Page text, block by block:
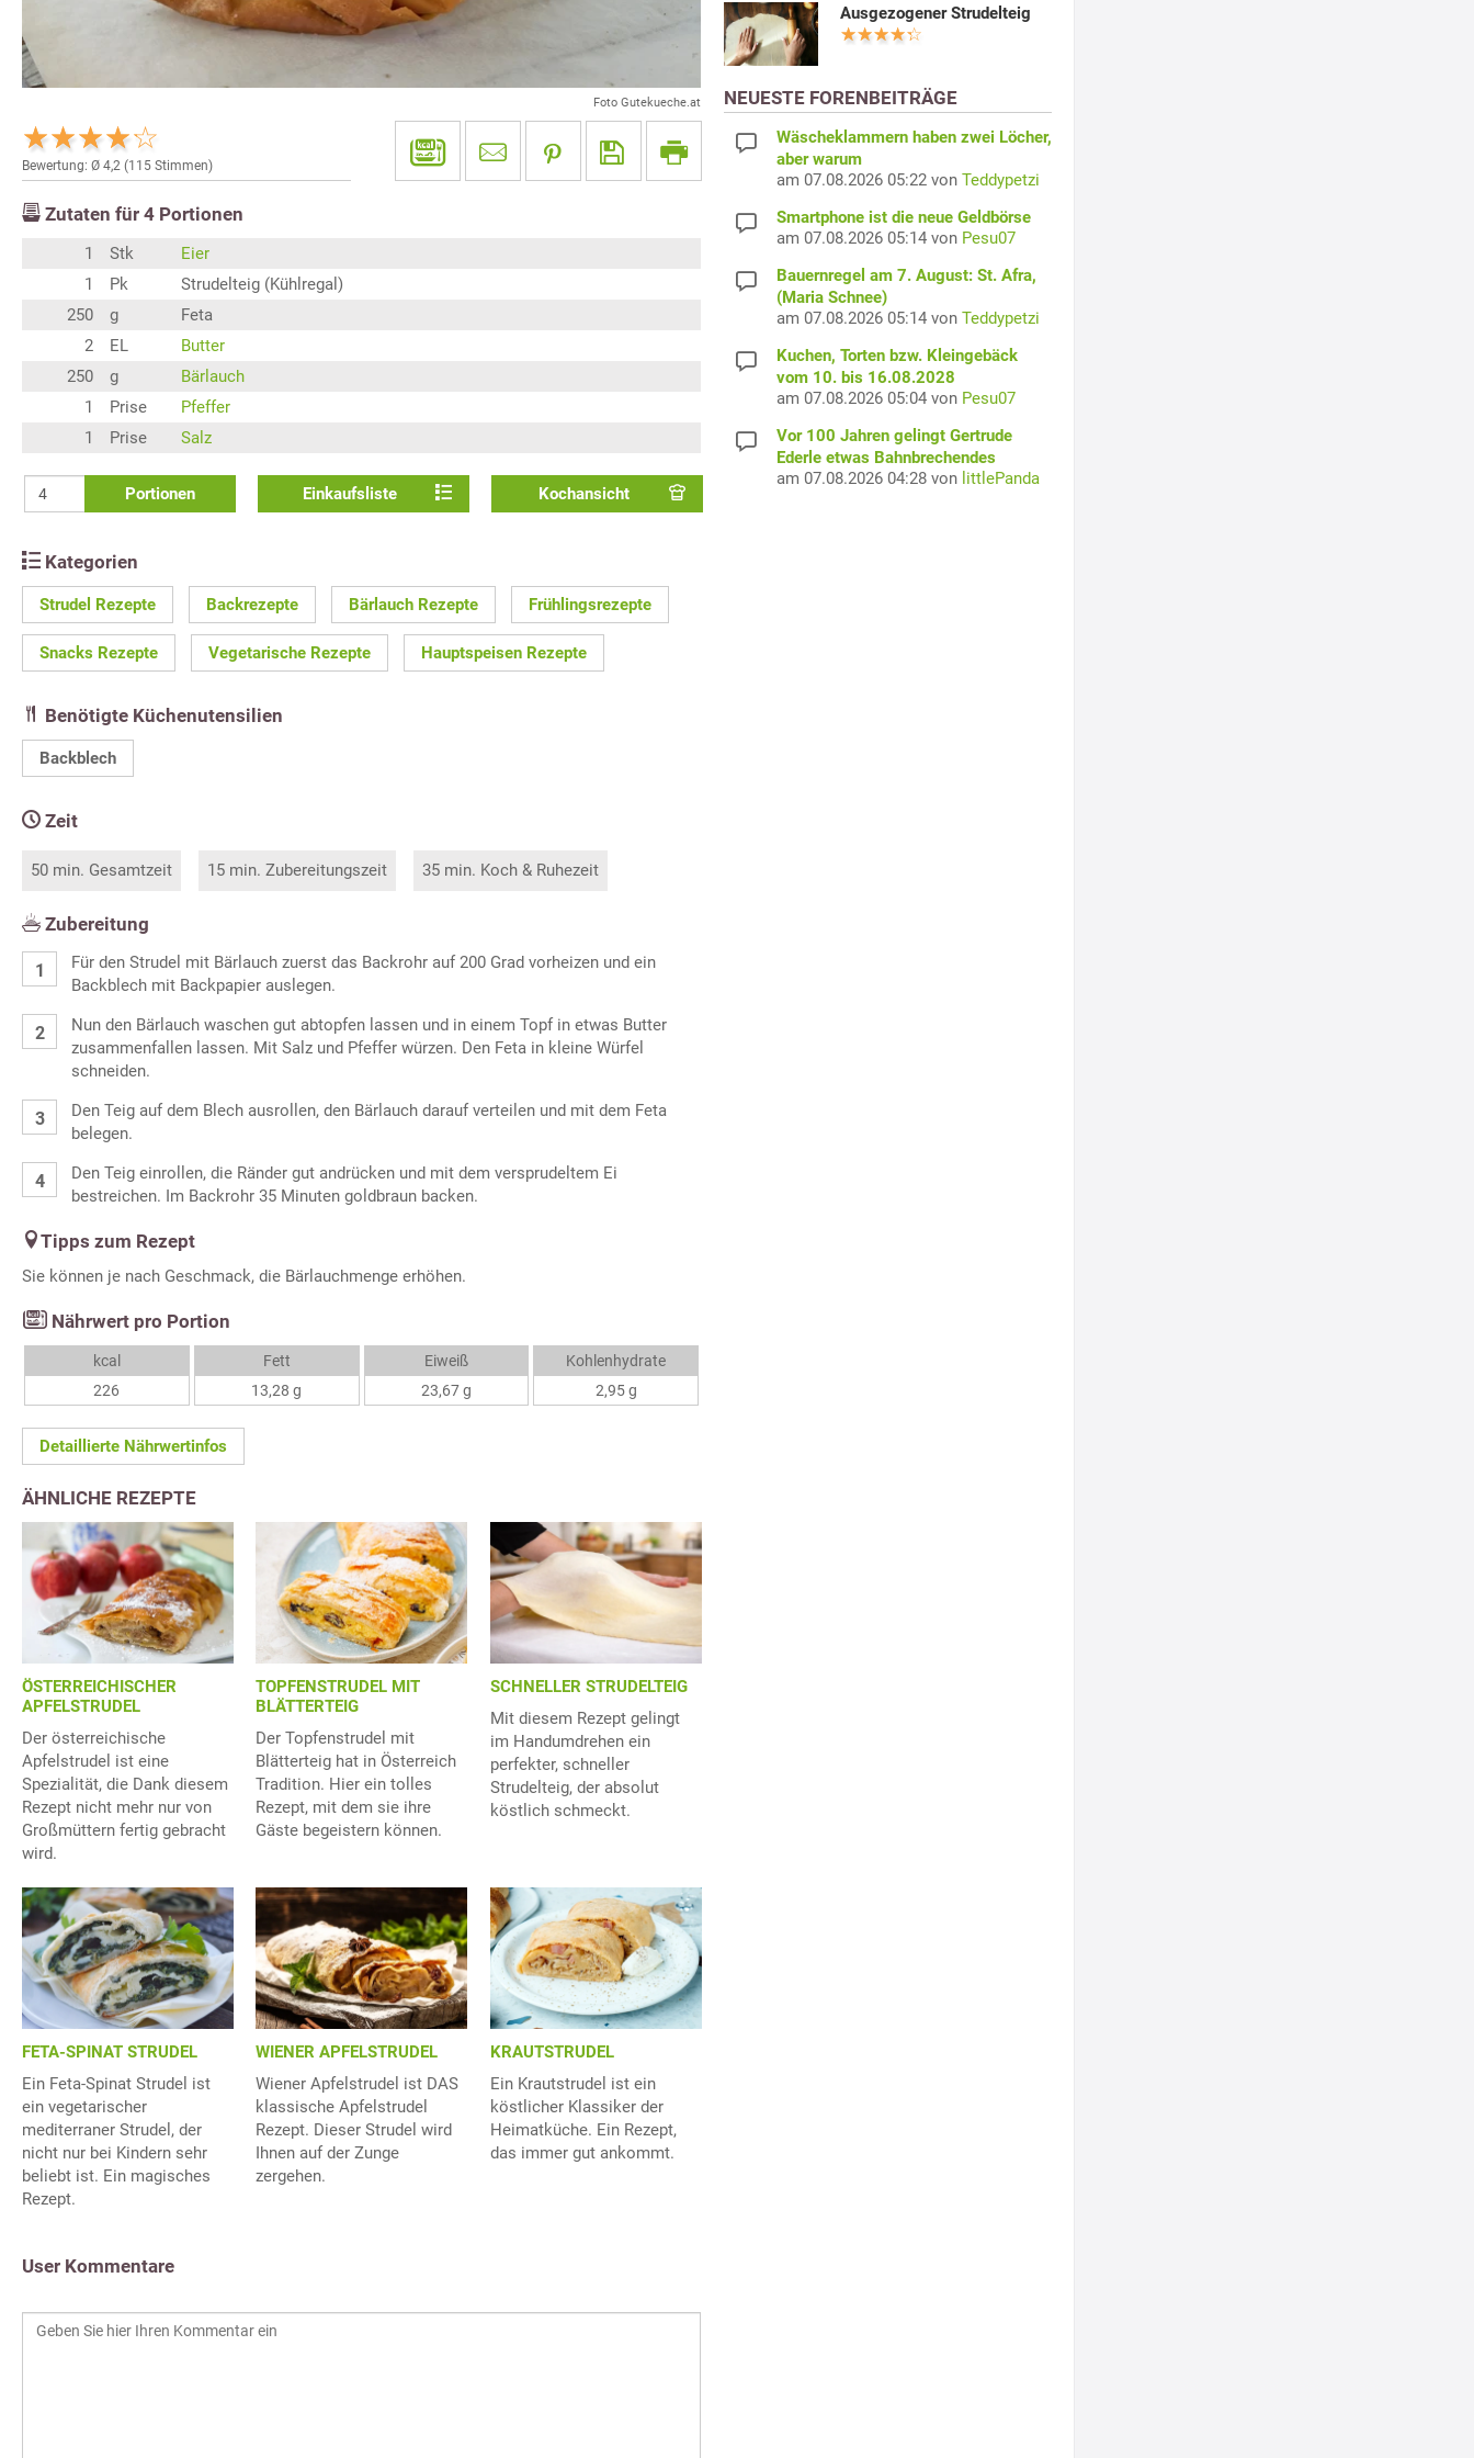
Foto Gutekueche.at
Bewertung: Ø 4,2 (115 Stimmen)
Zutaten für 4 Portionen
1 Stk
Eier
1
Pk
Strudelteig (Kühlregal)
250
g
Feta
2
EL
Butter
250
g
Bärlauch
1
Prise
Pfeffer
1
Prise Salz
Portionen Einkaufsliste Kochansicht
Kategorien
Strudel Rezepte Backrezepte Bärlauch Rezepte Frühlingsrezepte
Snacks Rezepte Vegetarische Rezepte Hauptspeisen Rezepte
Benötigte Küchenutensilien
Backblech
Zeit
50 min. Gesamtzeit 15 min. Zubereitungszeit 35 min. Koch & Ruhezeit
Zubereitung
Für den Strudel mit Bärlauch zuerst das Backrohr auf 200 Grad vorheizen und ein
Backblech mit Backpapier auslegen.
Nun den Bärlauch waschen gut abtopfen lassen und in einem Topf in etwas Butter
zusammenfallen lassen. Mit Salz und Pfeffer würzen. Den Feta in kleine Würfel
schneiden.
Den Teig auf dem Blech ausrollen, den Bärlauch darauf verteilen und mit dem Feta
belegen.
Den Teig einrollen, die Ränder gut andrücken und mit dem versprudeltem Ei
bestreichen. Im Backrohr 35 Minuten goldbraun backen.
Tipps zum Rezept
Sie können je nach Geschmack, die Bärlauchmenge erhöhen.
Nährwert pro Portion
kcal
226
Fett
13,28 g
Eiweiß
23,67 g
Kohlenhydrate
2,95 g
Detaillierte Nährwertinfos
ÄHNLICHE REZEPTE
ÖSTERREICHISCHER
APFELSTRUDEL
Der österreichische
Apfelstrudel ist eine
Spezialität, die Dank diesem
Rezept nicht mehr nur von
Großmüttern fertig gebracht
wird.
TOPFENSTRUDEL MIT
BLÄTTERTEIG
Der Topfenstrudel mit
Blätterteig hat in Österreich
Tradition. Hier ein tolles
Rezept, mit dem sie ihre
Gäste begeistern können.
SCHNELLER STRUDELTEIG
Mit diesem Rezept gelingt
im Handumdrehen ein
perfekter, schneller
Strudelteig, der absolut
köstlich schmeckt.
FETA-SPINAT STRUDEL
Ein Feta-Spinat Strudel ist
ein vegetarischer
mediterraner Strudel, der
nicht nur bei Kindern sehr
beliebt ist. Ein magisches
Rezept.
WIENER APFELSTRUDEL
Wiener Apfelstrudel ist DAS
klassische Apfelstrudel
Rezept. Dieser Strudel wird
Ihnen auf der Zunge
zergehen.
KRAUTSTRUDEL
Ein Krautstrudel ist ein
köstlicher Klassiker der
Heimatküche. Ein Rezept,
das immer gut ankommt.
User Kommentare
Ausgezogener Strudelteig
NEUESTE FORENBEITRÄGE
Wäscheklammern haben zwei Löcher,
aber warum
am 07.08.2026 05:22 von Teddypetzi
Smartphone ist die neue Geldbörse
am 07.08.2026 05:14 von Pesu07
Bauernregel am 7. August: St. Afra,
(Maria Schnee)
am 07.08.2026 05:14 von Teddypetzi
Kuchen, Torten bzw. Kleingebäck
vom 10. bis 16.08.2028
am 07.08.2026 05:04 von Pesu07
Vor 100 Jahren gelingt Gertrude
Ederle etwas Bahnbrechendes
am 07.08.2026 04:28 von littlePanda